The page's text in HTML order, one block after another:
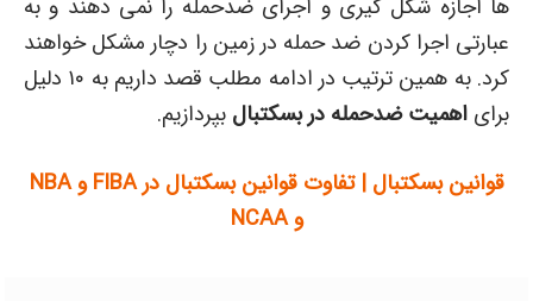
ها اجازه شکل گیری و اجرای ضدحمله را نمی دهند و به
عبارتی اجرا کردن ضد حمله در زمین را دچار مشکل خواهند
کرد. به همین ترتیب در ادامه مطلب قصد داریم به ۱۰ دلیل
برای اهمیت ضدحمله در بسکتبال بپردازیم.
قوانین بسکتبال | تفاوت قوانین بسکتبال در FIBA و NBA
و NCAA